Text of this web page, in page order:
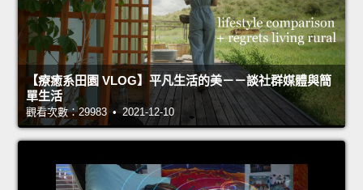
【療癒系田園 VLOG】平凡生活的美－－談社群媒體與簡
單生活
觀看次數：29983 • 2021-12-10